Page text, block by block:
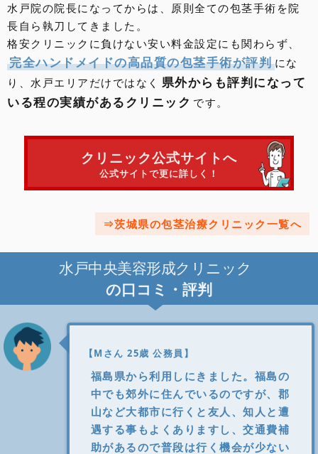
水戸院の院長になってからは、原則全ての包茎手術を院
長自ら執刀してきました。
格安クリニックに負けない安い料金設定にも関わらず、
完全ハンドメイドの高品質の包茎手術が評判にな
り、水戸エリアだけではなく 県外からも評判になって
いる程の実績があるクリニック です。
クリニック公式サイトへ
公式サイトで更に詳しく！
茨城県の包茎治療クリニック一覧へ
水戸中央美容形成クリニック
の口コミ・評判
【Mさん 25歳 公務員】
福島県から利用しにきました。福島の
中でも郊外に住んでいるのですが、郡
山など大都市に行くと友人、知人と遭
遇する事もよくありますし、交通費補
助があるので普段は行く機会が少ない